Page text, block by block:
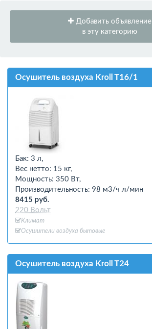
Добавить объявление
в эту категорию
Осушитель воздуха Kroll T16/1
Бак: 3 л,
Вес нетто: 15 кг,
Мощность: 350 Вт,
Производительность: 98 м3/ч л/мин
8415 руб.
220 Вольт
Климат
Осушители воздуха бытовые
Осушитель воздуха Kroll T24